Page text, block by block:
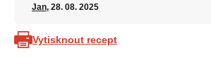
Jan, 28. 08. 2025
Vytisknout recept